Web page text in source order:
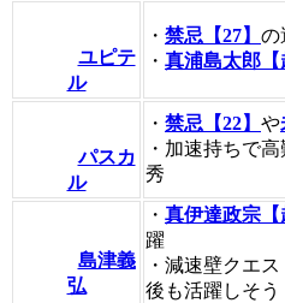
ユピテ
ル
・ 禁忌【27】 の
・ 真浦島太郎【
パスカ
ル
・ 禁忌【22】 や
・加速持ちで
秀
島津義
弘
・ 真伊達政宗【
躍
・減速壁クエ
後も活躍しそう